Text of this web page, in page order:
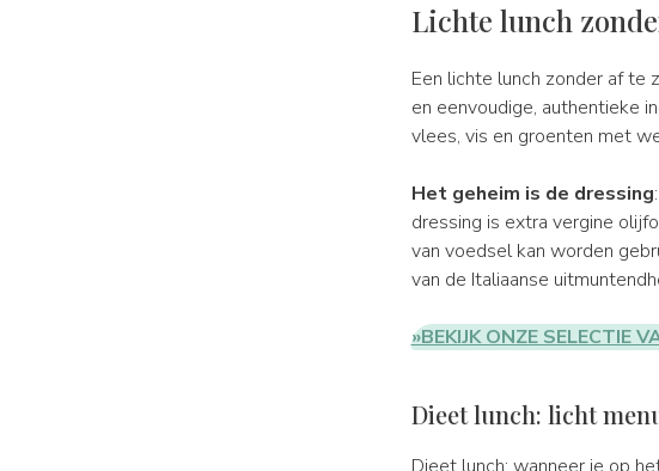
Lichte lunch
Een lichte lunch zonder af te
en eenvoudige, authentieke
vlees, vis en groenten met
Het geheim is de dressing
dressing is extra vergine
van voedsel kan worden
van de Italiaanse
»BEKIJK ONZE SELECTIE
Dieet lunch: licht